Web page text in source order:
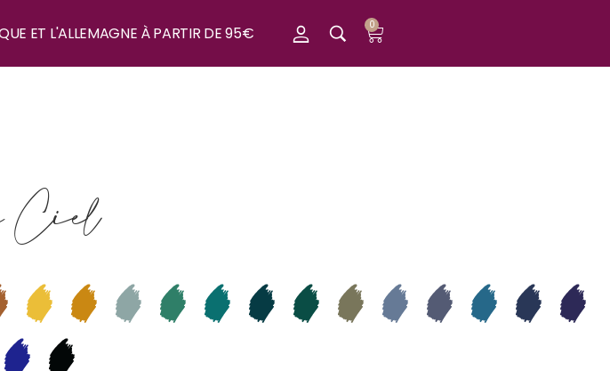
ET L'ALLEMAGNE À PARTIR DE 95€ 0
Ciel